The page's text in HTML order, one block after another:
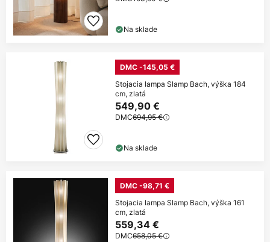
Na sklade
DMC -145,05 €
Stojacia lampa Slamp Bach, výška 184
cm, zlatá
549,90 €
DMC694,95 €
Na sklade
DMC -98,71 €
Stojacia lampa Slamp Bach, výška 161
cm, zlatá
559,34 €
DMC658,05 €